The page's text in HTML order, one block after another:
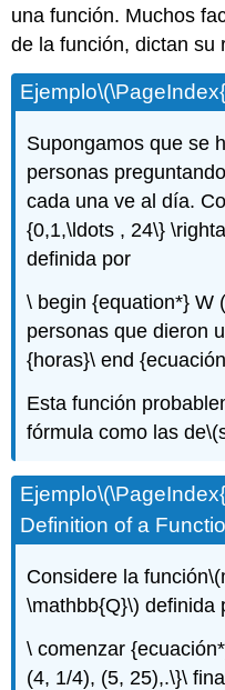
una función. Muchos
de la función, dictan su
Ejemplo
Supongamos que se
personas
cada una ve al día.
{0,1,\ldots , 24\}
definida por
\ begin {equation*} W
personas que dieron
{horas}\ end
Esta función
fórmula como las de
Ejemplo
Definition of a
Considere la función
\mathbb{Q}\) definida
\ comenzar
(4, 1/4), (5, 25),.\}\